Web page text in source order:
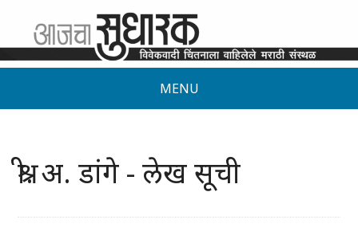
MENU
श्री. अ. डांगे - लेख सूची